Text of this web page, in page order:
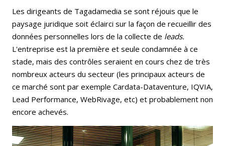
Les dirigeants de Tagadamedia se sont réjouis que le
paysage juridique soit éclairci sur la façon de recueillir des
données personnelles lors de la collecte de leads.
L'entreprise est la première et seule condamnée à ce
stade, mais des contrôles seraient en cours chez de très
nombreux acteurs du secteur (les principaux acteurs de
ce marché sont par exemple Cardata-Dataventure, IQVIA,
Lead Performance, WebRivage, etc) et probablement non
encore achevés.